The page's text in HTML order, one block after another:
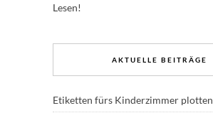
Lesen!
AKTUELLE BEITRÄGE
Etiketten fürs Kinderzimmer plotten